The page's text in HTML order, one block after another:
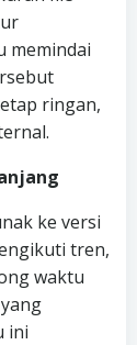
memindai
ringan,
ke versi
tren,
waktu
ini